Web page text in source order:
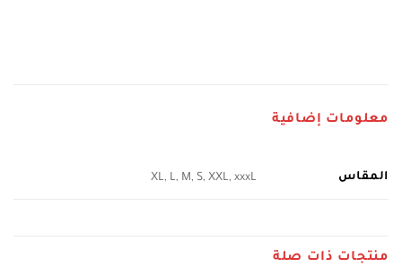
معلومات إضافية
المقاس XL, L, M, S, XXL, xxxL
منتجات ذات صلة